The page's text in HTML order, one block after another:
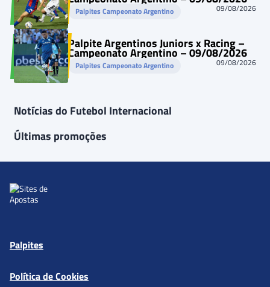
Palpites Campeonato Argentino 09/08/2026
Palpite Argentinos Juniors x Racing –
Campeonato Argentino – 09/08/2026
Palpites Campeonato Argentino 09/08/2026
Notícias do Futebol Internacional
Últimas promoções
Palpites
Política de Cookies